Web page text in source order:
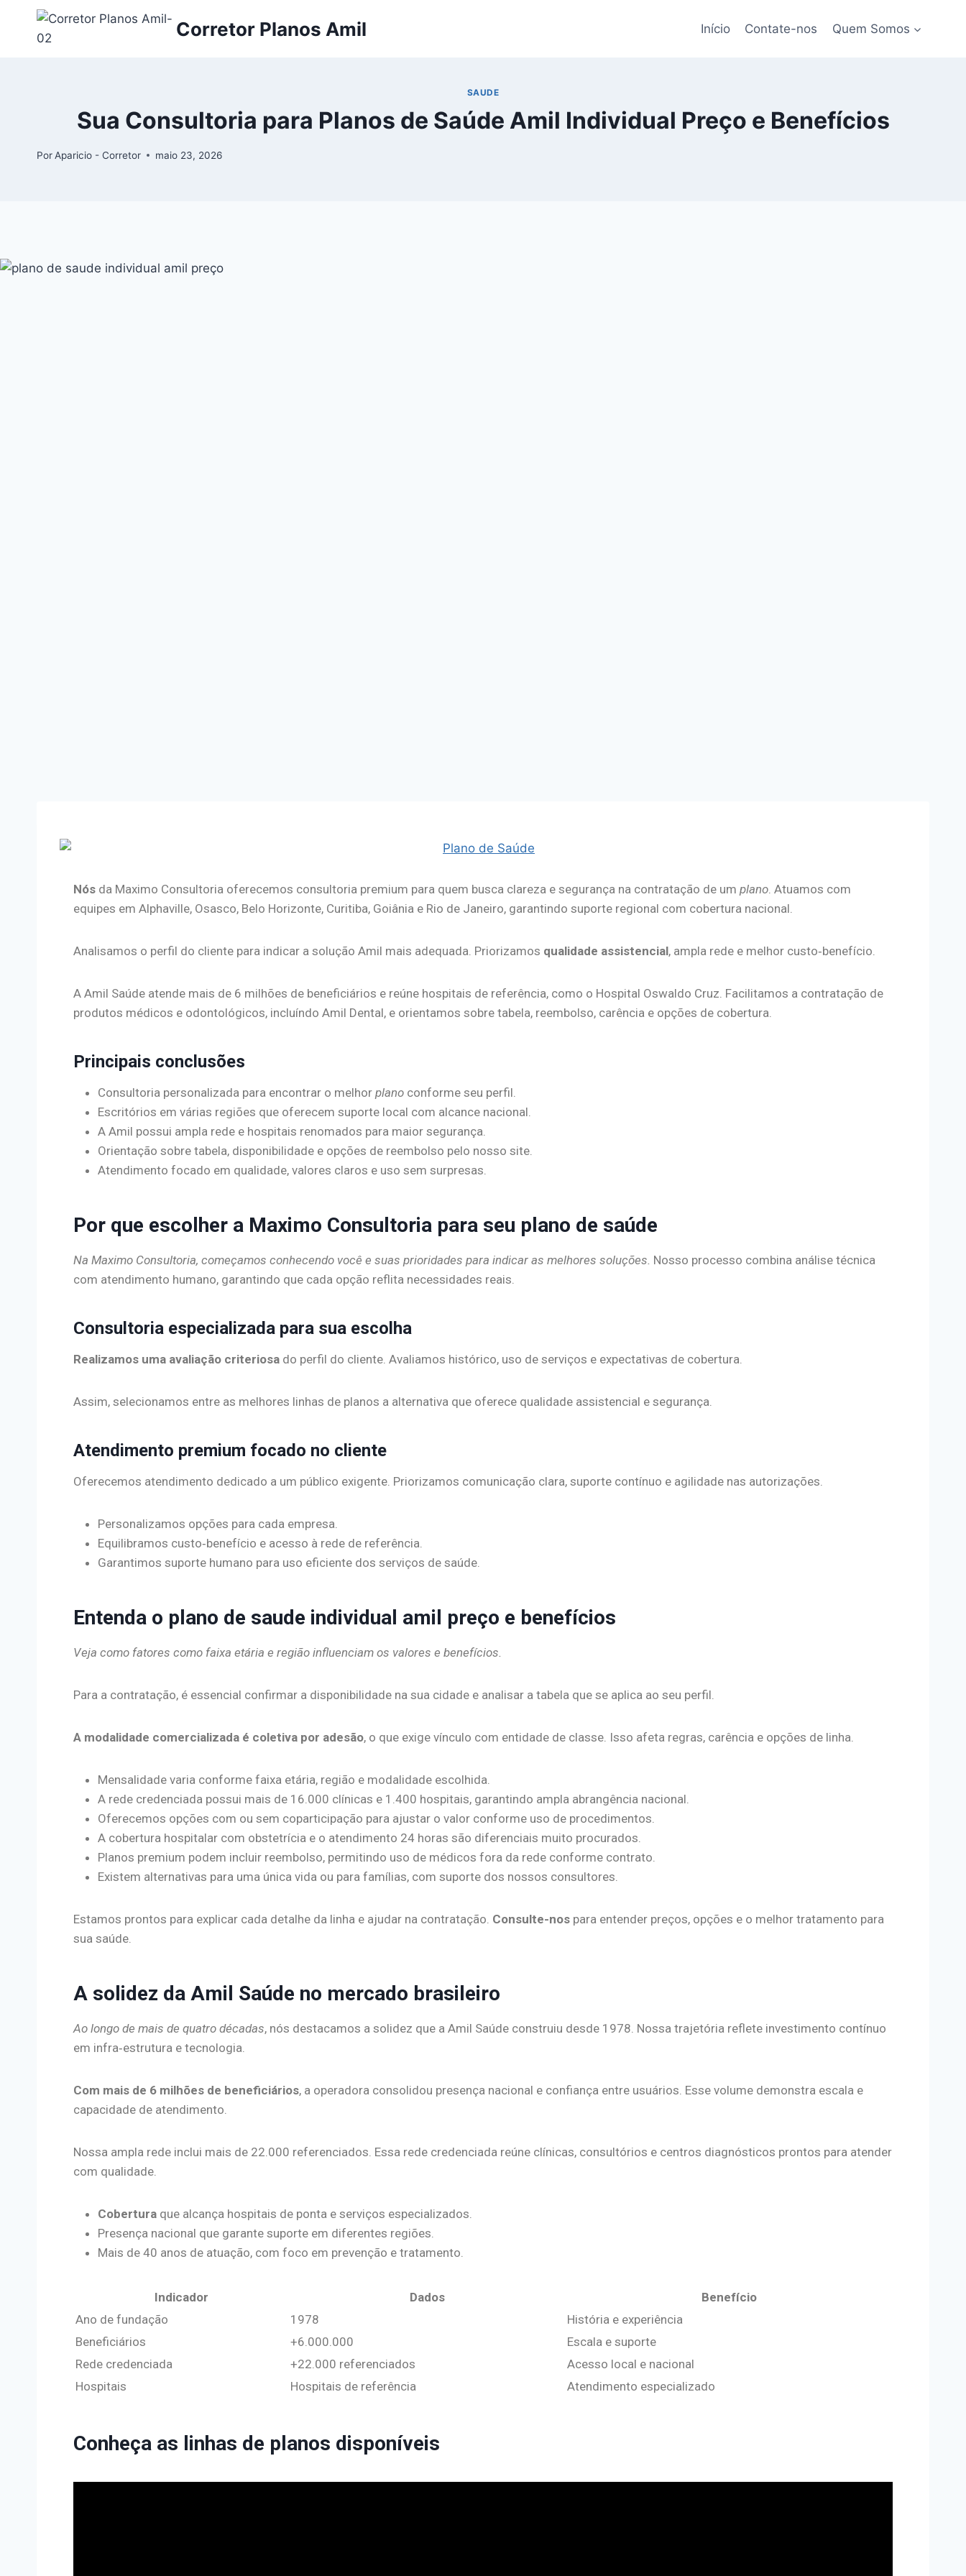
Corretor Planos Amil Início Contate-nos Quem Somos
SAUDE
Sua Consultoria para Planos de Saúde Amil Individual Preço e Benefícios
Por Aparicio - Corretor maio 23, 2026
Nós da Maximo Consultoria oferecemos consultoria premium para quem busca clareza e segurança na contratação de um plano . Atuamos com
equipes em Alphaville, Osasco, Belo Horizonte, Curitiba, Goiânia e Rio de Janeiro, garantindo suporte regional com cobertura nacional.
Analisa­mos o perfil do cliente para indicar a solução Amil mais adequada. Priorizamos qualidade assistencial, ampla rede e melhor custo‑benefício.
A Amil Saúde atende mais de 6 milhões de beneficiários e reúne hospitais de referência, como o Hospital Oswaldo Cruz. Facilitamos a contratação de
produtos médicos e odontológicos, incluíndo Amil Dental, e orientamos sobre tabela, reembolso, carência e opções de cobertura.
Principais conclusões
Consultoria personalizada para encontrar o melhor plano conforme seu perfil.
Escritórios em várias regiões que oferecem suporte local com alcance nacional.
A Amil possui ampla rede e hospitais renomados para maior segurança.
Orientação sobre tabela, disponibilidade e opções de reembolso pelo nosso site.
Atendimento focado em qualidade, valores claros e uso sem surpresas.
Por que escolher a Maximo Consultoria para seu plano de saúde
Na Maximo Consultoria, começamos conhecendo você e suas prioridades para indicar as melhores soluções. Nosso processo combina análise técnica
com atendimento humano, garantindo que cada opção reflita necessidades reais.
Consultoria especializada para sua escolha
Realizamos uma avaliação criteriosa do perfil do cliente. Avaliamos histórico, uso de serviços e expectativas de cobertura.
Assim, selecionamos entre as melhores linhas de planos a alternativa que oferece qualidade assistencial e segurança.
Atendimento premium focado no cliente
Oferecemos atendimento dedicado a um público exigente. Priorizamos comunicação clara, suporte contínuo e agilidade nas autorizações.
Personalizamos opções para cada empresa.
Equilibramos custo‑benefício e acesso à rede de referência.
Garantimos suporte humano para uso eficiente dos serviços de saúde.
Entenda o plano de saude individual amil preço e benefícios
Veja como fatores como faixa etária e região influenciam os valores e benefícios.
Para a contratação, é essencial confirmar a disponibilidade na sua cidade e analisar a tabela que se aplica ao seu perfil.
A modalidade comercializada é coletiva por adesão, o que exige vínculo com entidade de classe. Isso afeta regras, carência e opções de linha.
Mensalidade varia conforme faixa etária, região e modalidade escolhida.
A rede credenciada possui mais de 16.000 clínicas e 1.400 hospitais, garantindo ampla abrangência nacional.
Oferecemos opções com ou sem coparticipação para ajustar o valor conforme uso de procedimentos.
A cobertura hospitalar com obstetrícia e o atendimento 24 horas são diferenciais muito procurados.
Planos premium podem incluir reembolso, permitindo uso de médicos fora da rede conforme contrato.
Existem alternativas para uma única vida ou para famílias, com suporte dos nossos consultores.
Estamos prontos para explicar cada detalhe da linha e ajudar na contratação. Consulte-nos para entender preços, opções e o melhor tratamento para
sua saúde.
A solidez da Amil Saúde no mercado brasileiro
Ao longo de mais de quatro décadas, nós destacamos a solidez que a Amil Saúde construiu desde 1978. Nossa trajetória reflete investimento contínuo
em infra‑estrutura e tecnologia.
Com mais de 6 milhões de beneficiários, a operadora consolidou presença nacional e confiança entre usuários. Esse volume demonstra escala e
capacidade de atendimento.
Nossa ampla rede inclui mais de 22.000 referenciados. Essa rede credenciada reúne clínicas, consultórios e centros diagnósticos prontos para atender
com qualidade.
Cobertura que alcança hospitais de ponta e serviços especializados.
Presença nacional que garante suporte em diferentes regiões.
Mais de 40 anos de atuação, com foco em prevenção e tratamento.
Indicador Dados
Benefício
Ano de fundação
1978
História e experiência
Beneficiários
+6.000.000
Escala e suporte
Rede credenciada
+22.000 referenciados
Acesso local e nacional
Hospitais
Hospitais de referência Atendimento especializado
Conheça as linhas de planos disponíveis